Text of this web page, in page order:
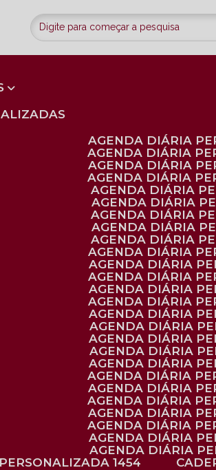
AGENDA DIÁRIA
AGENDA DIÁRIA
AGENDA DIÁRIA
AGENDA DIÁRIA
AGENDA DIÁRIA
AGENDA DIÁRIA
AGENDA DIÁRIA
AGENDA DIÁRIA
AGENDA DIÁRIA
AGENDA DIÁRIA
AGENDA DIÁRIA
AGENDA DIÁRIA
AGENDA DIÁRIA
AGENDA DIÁRIA
AGENDA DIÁRIA
AGENDA DIÁRIA
AGENDA DIÁRIA
AGENDA DIÁRIA
AGENDA DIÁRIA
AGENDA DIÁRIA
AGENDA DIÁRIA
AGENDA DIÁRIA
AGENDA DIÁRIA
AGENDA DIÁRIA
AGENDA DIÁRIA
AGENDA DIÁRIA
1454